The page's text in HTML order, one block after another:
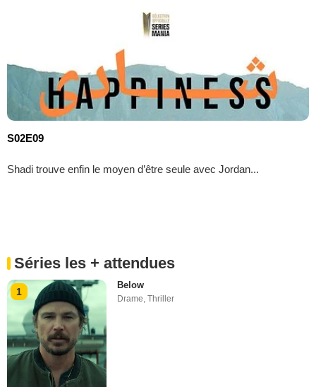
S02E09
Shadi trouve enfin le moyen d’être seule avec Jordan...
Séries les + attendues
1
Below
Drame,Thriller